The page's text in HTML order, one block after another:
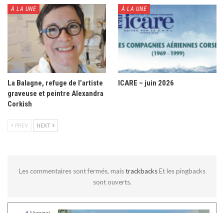
À LA UNE
La Balagne, refuge de l’artiste
graveuse et peintre Alexandra
Corkish
À LA UNE
ICARE – juin 2026
PREV NEXT
Les commentaires sont fermés, maistrackbacks Et les pingbacks
sont ouverts.